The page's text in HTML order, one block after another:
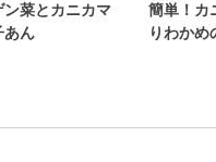
ン菜とカニカマ
あん
簡単！カ
りわかめ